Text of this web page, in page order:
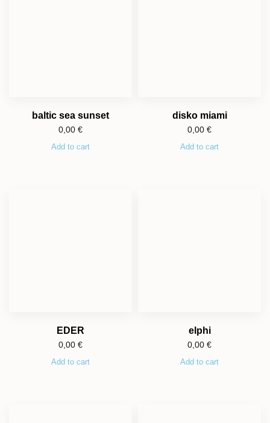
baltic sea sunset
0,00 €
Add to cart
disko miami
0,00 €
Add to cart
EDER
0,00 €
Add to cart
elphi
0,00 €
Add to cart